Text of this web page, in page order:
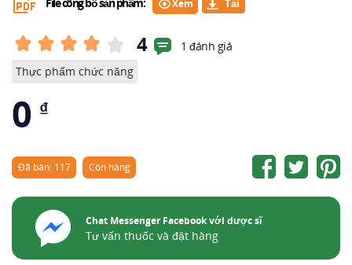
Xem
4
1 đánh giá
Thực phẩm chức năng
0 ₫
Đã bán: 117 Còn hàng
Chat Messenger Facebook với dược sĩ
Tư vấn thuốc và đặt hàng